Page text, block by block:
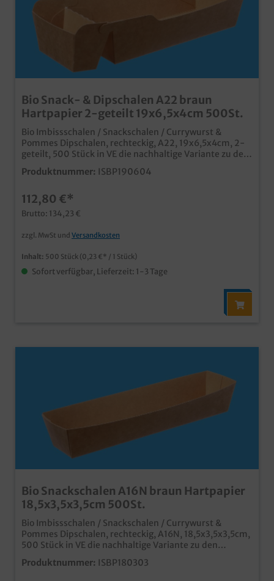
Bio Snack- & Dipschalen A22 braun
Hartpapier 2-geteilt 19x6,5x4cm 500St.
Bio Imbissschalen / Snackschalen / Currywurst &
Pommes Dipschalen, rechteckig, A22, 19x6,5x4cm, 2-
geteilt, 500 Stück in VE die nachhaltige Variante zu den
bekannten PP Imbissschalen / A Schalen aus biologisch
abbaubarem, unbeschichtetem Papiermaterial ideal
Food Truck, Kantine, usw. in verschiedenen Größen und
auch Unterteilungen erhältlich
Produktnummer: ISBP190604
112,80 €*
Brutto: 134,23 €
zzgl. MwSt und Versandkosten
Inhalt: 500 Stück (0,23 €* / 1 Stück)
Sofort verfügbar, Lieferzeit: 1-3 Tage
Bio Snackschalen A16N braun Hartpapier
18,5x3,5x3,5cm 500St.
Bio Imbissschalen / Snackschalen / Currywurst &
Pommes Dipschalen, rechteckig, A16N, 18,5x3,5x3,5cm,
500 Stück in VE die nachhaltige Variante zu den
bekannten PP Imbissschalen / A Schalen aus biologisch
abbaubarem, unbeschichtetem Papiermaterial ideal
Produktnummer: ISBP180303